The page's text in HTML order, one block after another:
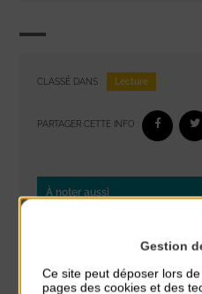
CLASSÉ DANS : Lecture
PARTAGER CETTE INFO :
À noter aussi
Gestion
Ce site peut déposer lors
pages des cookies et des